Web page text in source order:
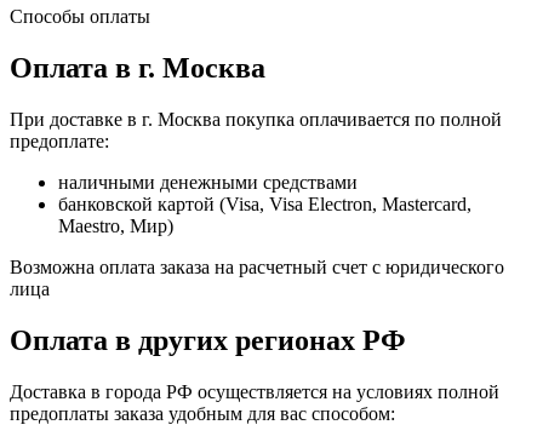
Способы оплаты
Оплата в г. Москва
При доставке в г. Москва покупка оплачивается по полной
предоплате:
наличными денежными средствами
банковской картой (Visa, Visa Electron, Mastercard,
Maestro, Мир)
Возможна оплата заказа на расчетный счет с юридического
лица
Оплата в других регионах РФ
Доставка в города РФ осуществляется на условиях полной
предоплаты заказа удобным для вас способом: